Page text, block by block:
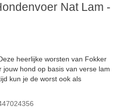
Nat Lam -
heerlijke worsten van Fokker
hond op basis van verse lam
kun je de worst ook als